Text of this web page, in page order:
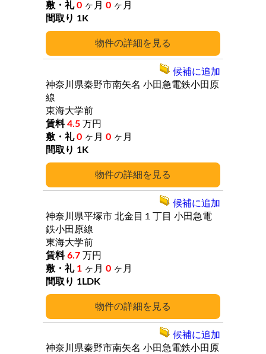
詳細
0 ヶ月 0 ヶ月
1K
詳細
神奈川県秦野市南矢名 小田急電鉄小田原
線
東海大学前
4.5 万円
0 ヶ月 0 ヶ月
1K
候補に追加
詳細
神奈川県平塚市 北金目１丁目 小田急電
鉄小田原線
東海大学前
6.7 万円
1 ヶ月 0 ヶ月
1LDK
候補に追加
神奈川県秦野市南矢名 小田急電鉄小田原
候補に追加